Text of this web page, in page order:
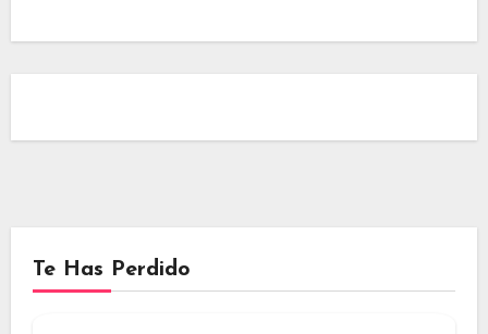
Te Has Perdido